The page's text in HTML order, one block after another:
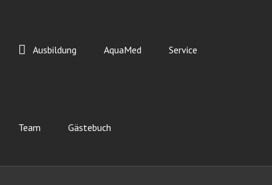
Ausbildung AquaMed Service
Team Gästebuch